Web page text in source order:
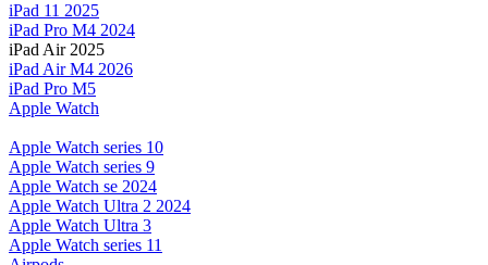
iPad 11 2025
iPad Pro M4 2024
iPad Air 2025
iPad Air M4 2026
iPad Pro M5
Apple Watch
Apple Watch series 10
Apple Watch series 9
Apple Watch se 2024
Apple Watch Ultra 2 2024
Apple Watch Ultra 3
Apple Watch series 11